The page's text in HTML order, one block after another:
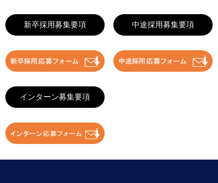
新卒採用募集要項 中途採用募集要項
インターン募集要項